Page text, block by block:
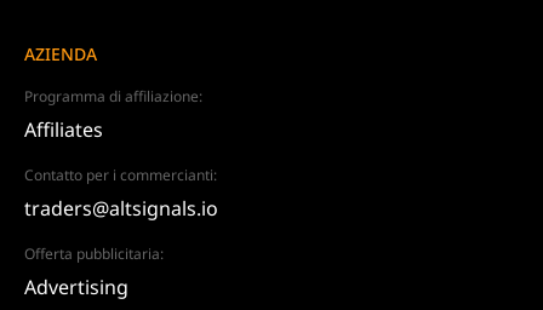
AZIENDA
Programma di affiliazione:
Affiliates
Contatto per i commercianti:
traders@altsignals.io
Offerta pubblicitaria:
Advertising